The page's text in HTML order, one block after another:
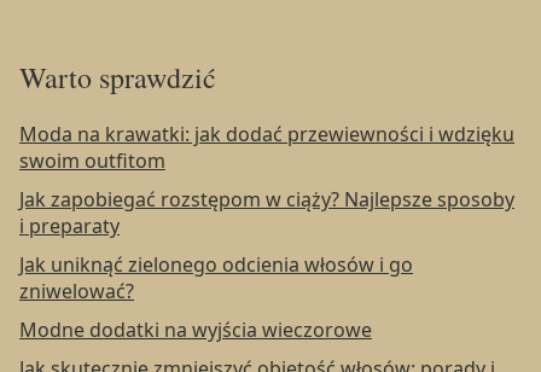
Warto sprawdzić
Moda na krawatki: jak dodać przewiewności i wdzięku
swoim outfitom
Jak zapobiegać rozstępom w ciąży? Najlepsze sposoby
i preparaty
Jak uniknąć zielonego odcienia włosów i go
zniwelować?
Modne dodatki na wyjścia wieczorowe